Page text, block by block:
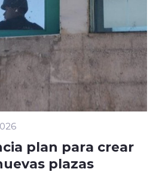
plan para crear
plazas